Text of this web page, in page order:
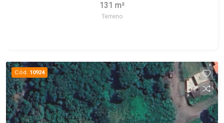
131 m²
Terreno
Cód. 10924